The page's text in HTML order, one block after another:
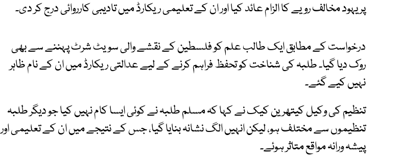
پر یہود مخالف رویے کا الزام عائد کیا اور ان کے تعلیمی ریکارڈ میں تادیبی کارروائی درج کر دی۔
درخواست کے مطابق ایک طالب علم کو فلسطین کے نقشے والی سویٹ شرٹ پہننے سے بھی
روک دیا گیا۔ طلبہ کی شناخت کو تحفظ فراہم کرنے کے لیے عدالتی ریکارڈ میں ان کے نام ظاہر
نہیں کیے گئے۔
تنظیم کی وکیل کیتھرین کیک نے کہا کہ مسلم طلبہ نے کوئی ایسا کام نہیں کیا جو دیگر طلبہ
تنظیموں سے مختلف ہو، لیکن انہیں الگ نشانہ بنایا گیا، جس کے نتیجے میں ان کے تعلیمی اور
پیشہ ورانہ مواقع متاثر ہوئے۔